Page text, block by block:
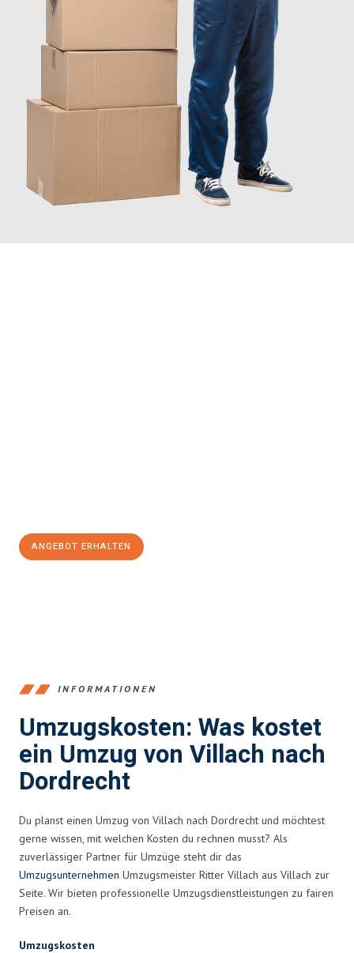
ANGEBOT ERHALTEN
INFORMATIONEN
Umzugskosten: Was kostet
ein Umzug von Villach nach
Dordrecht
Du planst einen Umzug von Villach nach Dordrecht und möchtest
gerne wissen, mit welchen Kosten du rechnen musst? Als
zuverlässiger Partner für Umzüge steht dir das
Umzugsunternehmen Umzugsmeister Ritter Villach aus Villach zur
Seite. Wir bieten professionelle Umzugsdienstleistungen zu fairen
Preisen an.
Umzugskosten